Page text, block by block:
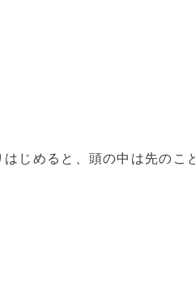
じめると、頭の中は先のこ